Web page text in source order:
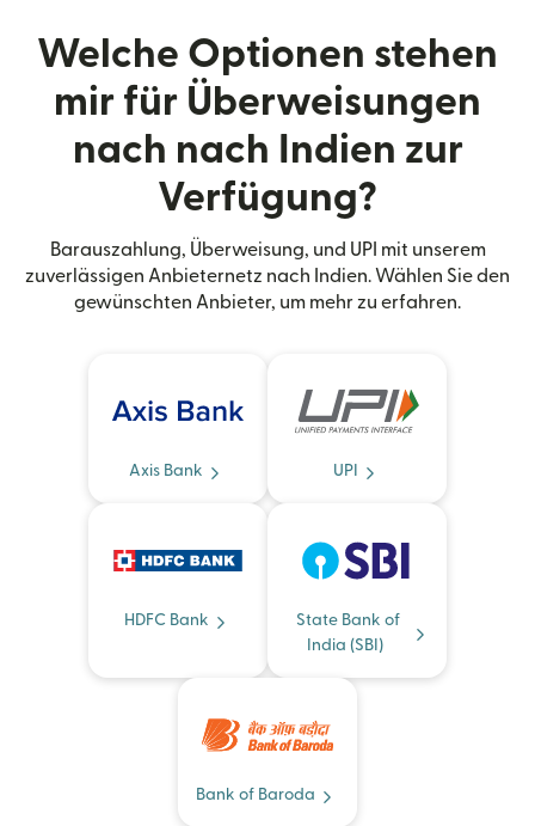
Welche Optionen stehen
mir für Überweisungen
nach nach Indien zur
Verfügung?
Barauszahlung, Überweisung, und UPI mit unserem
zuverlässigen Anbieternetz nach Indien. Wählen Sie den
gewünschten Anbieter, um mehr zu erfahren.
Axis Bank UPI
HDFC Bank
State Bank of
India (SBI)
Bank of Baroda